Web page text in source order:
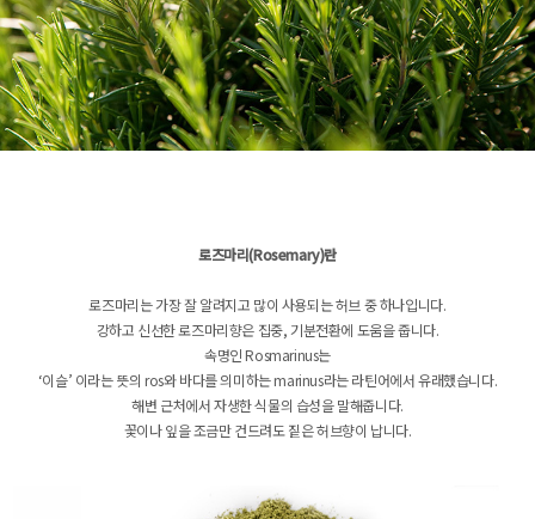
로즈마리(Rosemary)란
로즈마리는 가장 잘 알려지고 많이 사용되는 허브 중 하나입니다.
강하고 신선한 로즈마리향은 집중, 기분전환에 도움을 줍니다.
속명인 Rosmarinus는
‘이슬’ 이라는 뜻의 ros와 바다를 의미하는 marinus라는 라틴어에서 유래했습니다.
해변 근처에서 자생한 식물의 습성을 말해줍니다.
꽃이나 잎을 조금만 건드려도 짙은 허브향이 납니다.